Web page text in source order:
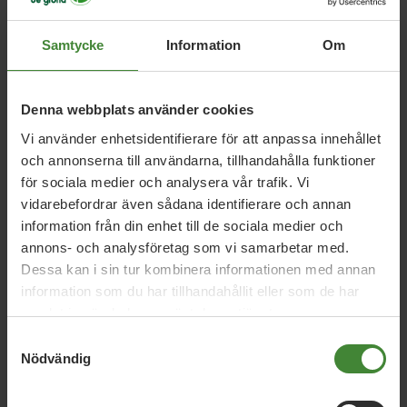
Samtycke Information Om
Denna webbplats använder cookies
Vi använder enhetsidentifierare för att anpassa innehållet
och annonserna till användarna, tillhandahålla funktioner
för sociala medier och analysera vår trafik. Vi
vidarebefordrar även sådana identifierare och annan
information från din enhet till de sociala medier och
annons- och analysföretag som vi samarbetar med.
Dessa kan i sin tur kombinera informationen med annan
information som du har tillhandahållit eller som de har
samlat in när du har använt deras tjänster.
Nödvändig
A Arbete
B Barn och unga Biologisk mångfald
C Cykeltrafik